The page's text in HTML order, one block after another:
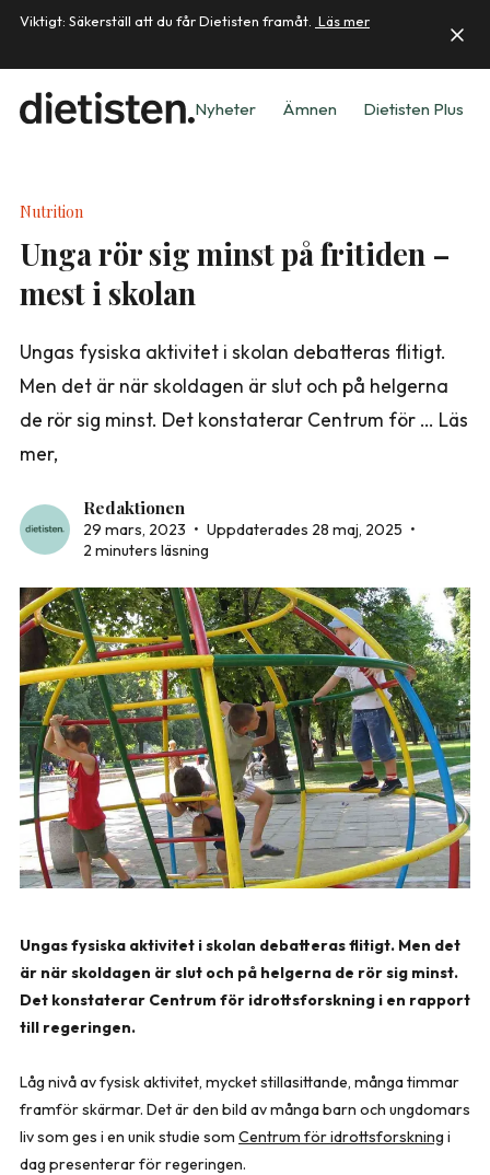
Viktigt: Säkerställ att du får Dietisten framåt. Läs mer
Nyheter Ämnen Dietisten Plus
Nutrition
Unga rör sig minst på fritiden –
mest i skolan
Ungas fysiska aktivitet i skolan debatteras flitigt.
Men det är när skoldagen är slut och på helgerna
de rör sig minst. Det konstaterar Centrum för … Läs
mer,
Redaktionen
29 mars, 2023 • Uppdaterades 28 maj, 2025 •
2 minuters läsning
Ungas fysiska aktivitet i skolan debatteras flitigt. Men det
är när skoldagen är slut och på helgerna de rör sig minst.
Det konstaterar Centrum för idrottsforskning i en rapport
till regeringen.
Låg nivå av fysisk aktivitet, mycket stillasittande, många timmar
framför skärmar. Det är den bild av många barn och ungdomars
liv som ges i en unik studie som Centrum för idrottsforskning i
dag presenterar för regeringen.